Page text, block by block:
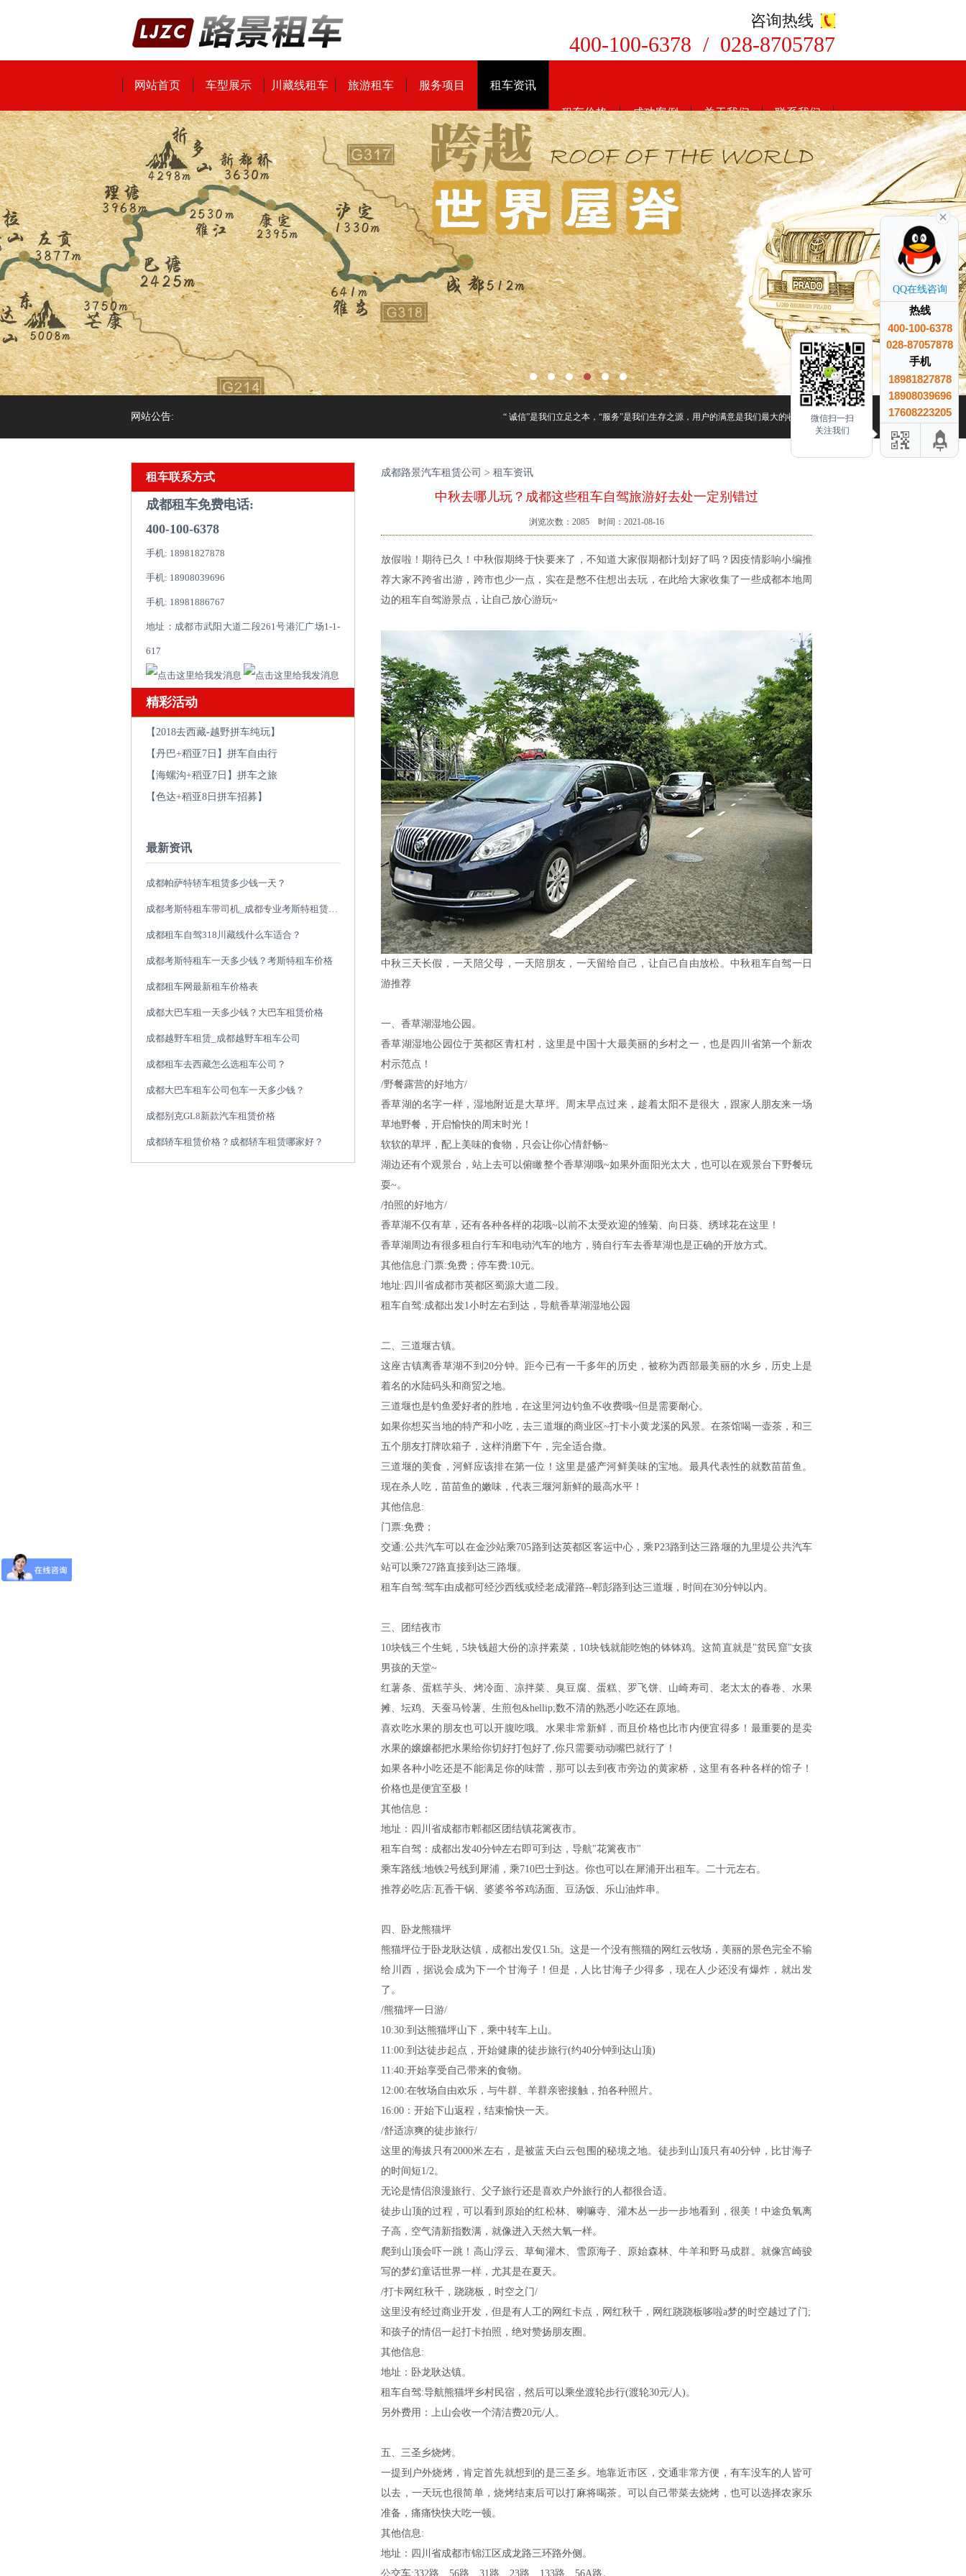
咨询热线
400-100-6378 / 028-8705787
网站首页 车型展示 川藏线租车 旅游租车 服务项目 租车资讯
租车价格 成功案例 关于我们 联系我们
网站公告: “ 诚信”是我们立足之本，“服务”是我们生存之源，用户的满意是我们最大的收益、用户的信赖是我们最大的成就.
租车联系方式
成都租车免费电话:
400-100-6378
手机: 18981827878
手机: 18908039696
手机: 18981886767
地址：成都市武阳大道二段261号港汇广场1-1-
617
精彩活动
【2018去西藏-越野拼车纯玩】
【丹巴+稻亚7日】拼车自由行
【海螺沟+稻亚7日】拼车之旅
【色达+稻亚8日拼车招募】
最新资讯
成都帕萨特轿车租赁多少钱一天？
成都考斯特租车带司机_成都专业考斯特租赁平台
成都租车自驾318川藏线什么车适合？
成都考斯特租车一天多少钱？考斯特租车价格
成都租车网最新租车价格表
成都大巴车租一天多少钱？大巴车租赁价格
成都越野车租赁_成都越野车租车公司
成都租车去西藏怎么选租车公司？
成都大巴车租车公司包车一天多少钱？
成都别克GL8新款汽车租赁价格
成都轿车租赁价格？成都轿车租赁哪家好？
成都路景汽车租赁公司 > 租车资讯
中秋去哪儿玩？成都这些租车自驾旅游好去处一定别错过
浏览次数： 2085 时间：2021-08-16
放假啦！期待已久！中秋假期终于快要来了，不知道大家假期都计划好了吗？因疫情影响小编推
荐大家不跨省出游，跨市也少一点，实在是憋不住想出去玩，在此给大家收集了一些成都本地周
边的租车自驾游景点，让自己放心游玩~
中秋三天长假，一天陪父母，一天陪朋友，一天留给自己，让自己自由放松。中秋租车自驾一日
游推荐
一、香草湖湿地公园。
香草湖湿地公园位于英都区青杠村，这里是中国十大最美丽的乡村之一，也是四川省第一个新农
村示范点！
/野餐露营的好地方/
香草湖的名字一样，湿地附近是大草坪。周末早点过来，趁着太阳不是很大，跟家人朋友来一场
草地野餐，开启愉快的周末时光！
软软的草坪，配上美味的食物，只会让你心情舒畅~
湖边还有个观景台，站上去可以俯瞰整个香草湖哦~如果外面阳光太大，也可以在观景台下野餐玩
耍~。
/拍照的好地方/
香草湖不仅有草，还有各种各样的花哦~以前不太受欢迎的雏菊、向日葵、绣球花在这里！
香草湖周边有很多租自行车和电动汽车的地方，骑自行车去香草湖也是正确的开放方式。
其他信息:门票:免费；停车费:10元。
地址:四川省成都市英都区蜀源大道二段。
租车自驾:成都出发1小时左右到达，导航香草湖湿地公园
二、三道堰古镇。
这座古镇离香草湖不到20分钟。距今已有一千多年的历史，被称为西部最美丽的水乡，历史上是
着名的水陆码头和商贸之地。
三道堰也是钓鱼爱好者的胜地，在这里河边钓鱼不收费哦~但是需要耐心。
如果你想买当地的特产和小吃，去三道堰的商业区~打卡小黄龙溪的风景。在茶馆喝一壶茶，和三
五个朋友打牌吹箱子，这样消磨下午，完全适合撒。
三道堰的美食，河鲜应该排在第一位！这里是盛产河鲜美味的宝地。最具代表性的就数苗苗鱼。
现在杀人吃，苗苗鱼的嫩味，代表三堰河新鲜的最高水平！
其他信息:
门票:免费；
交通:公共汽车可以在金沙站乘705路到达英都区客运中心，乘P23路到达三路堰的九里堤公共汽车
站可以乘727路直接到达三路堰。
租车自驾:驾车由成都可经沙西线或经老成灌路--郫彭路到达三道堰，时间在30分钟以内。
三、团结夜市
10块钱三个生蚝，5块钱超大份的凉拌素菜，10块钱就能吃饱的钵钵鸡。这简直就是"贫民窟"女孩
男孩的天堂~
红薯条、蛋糕芋头、烤冷面、凉拌菜、臭豆腐、蛋糕、罗飞饼、山崎寿司、老太太的春卷、水果
摊、坛鸡、天蚕马铃薯、生煎包&hellip;数不清的熟悉小吃还在原地。
喜欢吃水果的朋友也可以开腹吃哦。水果非常新鲜，而且价格也比市内便宜得多！最重要的是卖
水果的嬢嬢都把水果给你切好打包好了,你只需要动动嘴巴就行了！
如果各种小吃还是不能满足你的味蕾，那可以去到夜市旁边的黄家桥，这里有各种各样的馆子！
价格也是便宜至极！
其他信息：
地址：四川省成都市郫都区团结镇花篱夜市。
租车自驾：成都出发40分钟左右即可到达，导航"花篱夜市"
乘车路线:地铁2号线到犀浦，乘710巴士到达。你也可以在犀浦开出租车。二十元左右。
推荐必吃店:瓦香干锅、婆婆爷爷鸡汤面、豆汤饭、乐山油炸串。
四、卧龙熊猫坪
熊猫坪位于卧龙耿达镇，成都出发仅1.5h。这是一个没有熊猫的网红云牧场，美丽的景色完全不输
给川西，据说会成为下一个甘海子！但是，人比甘海子少得多，现在人少还没有爆炸，就出发
了。
/熊猫坪一日游/
10:30:到达熊猫坪山下，乘中转车上山。
11:00:到达徒步起点，开始健康的徒步旅行(约40分钟到达山顶)
11:40:开始享受自己带来的食物。
12:00:在牧场自由欢乐，与牛群、羊群亲密接触，拍各种照片。
16:00：开始下山返程，结束愉快一天。
/舒适凉爽的徒步旅行/
这里的海拔只有2000米左右，是被蓝天白云包围的秘境之地。徒步到山顶只有40分钟，比甘海子
的时间短1/2。
无论是情侣浪漫旅行、父子旅行还是喜欢户外旅行的人都很合适。
徒步山顶的过程，可以看到原始的红松林、喇嘛寺、灌木丛一步一步地看到，很美！中途负氧离
子高，空气清新指数满，就像进入天然大氧一样。
爬到山顶会吓一跳！高山浮云、草甸灌木、雪原海子、原始森林、牛羊和野马成群。就像宫崎骏
写的梦幻童话世界一样，尤其是在夏天。
/打卡网红秋千，跷跷板，时空之门/
这里没有经过商业开发，但是有人工的网红卡点，网红秋千，网红跷跷板哆啦a梦的时空越过了门;
和孩子的情侣一起打卡拍照，绝对赞扬朋友圈。
其他信息:
地址：卧龙耿达镇。
租车自驾:导航熊猫坪乡村民宿，然后可以乘坐渡轮步行(渡轮30元/人)。
另外费用：上山会收一个清洁费20元/人。
五、三圣乡烧烤。
一提到户外烧烤，肯定首先就想到的是三圣乡。地靠近市区，交通非常方便，有车没车的人皆可
以去，一天玩也很简单，烧烤结束后可以打麻将喝茶。可以自己带菜去烧烤，也可以选择农家乐
准备，痛痛快快大吃一顿。
其他信息:
地址：四川省成都市锦江区成龙路三环路外侧。
公交车:332路、56路、31路、23路、133路、56A路。
QQ在线咨询
热线
400-100-6378
028-87057878
手机
18981827878
18908039696
17608223205
微信扫一扫
关注我们